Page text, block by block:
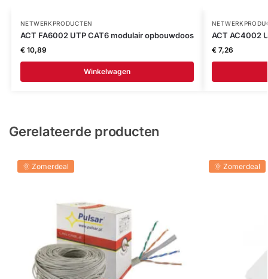
NETWERKPRODUCTEN
ACT FA6002 UTP CAT6 modulair opbouwdoos
€10,89
Winkelwagen
ACT AC4002
€7,26
Gerelateerde producten
🌞 Zomerdeal 🌞 Zomerdeal